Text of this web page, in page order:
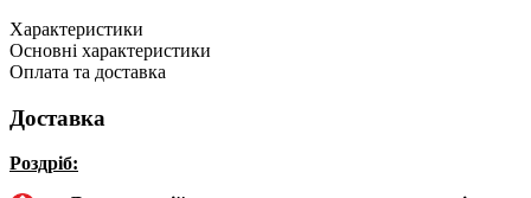
Характеристики
Основні характеристики
Оплата та доставка
Доставка
Роздріб: